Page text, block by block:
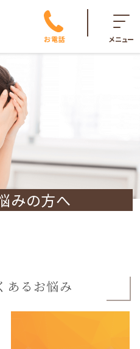
お電話 メニュー
みの方へ
あるお悩み